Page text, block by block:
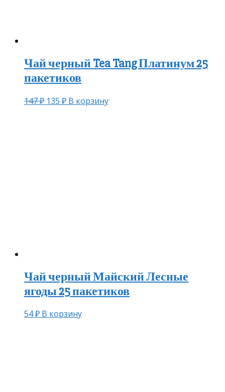
Чай черный Tea Tang Платинум 25
пакетиков
147₽ 135 ₽ В корзину
Чай черный Майский Лесные
ягоды 25 пакетиков
54₽ В корзину